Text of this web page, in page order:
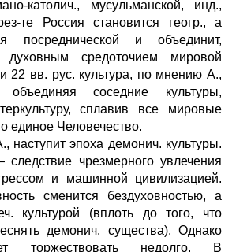
католич., мусульманской, инд.,
те Россия становится геогр., а
посреднической и объединит,
духовным средоточием мировой
22 вв. рус. культура, по мнению А.,
соседние культуры,
сплавив все мировые
единое Человечество.
наступит эпоха демонич. культуры.
чрезмерного увлечения
и машинной цивилизацией.
сменится бездуховностью, а
культурой (вплоть до того, что
демонич. существа). Однако
торжествовать недолго. В